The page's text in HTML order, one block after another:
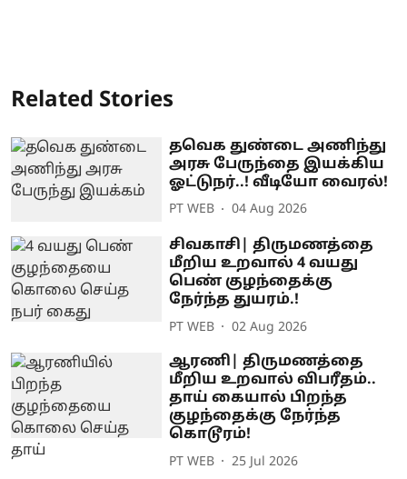
Related Stories
தவெக துண்டை அணிந்து
அரசு பேருந்தை இயக்கிய
ஓட்டுநர்..! வீடியோ வைரல்!
PT WEB 04 Aug 2026
சிவகாசி| திருமணத்தை
மீறிய உறவால் 4 வயது
பெண் குழந்தைக்கு
நேர்ந்த துயரம்.!
PT WEB 02 Aug 2026
ஆரணி| திருமணத்தை
மீறிய உறவால் விபரீதம்..
தாய் கையால் பிறந்த
குழந்தைக்கு நேர்ந்த
கொடூரம்!
PT WEB 25 Jul 2026